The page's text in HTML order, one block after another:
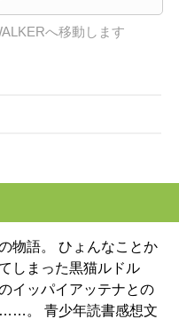
へ移動します
物語。 ひょんなことか
しまった黒猫ルドル
イッパイアッテナとの
。 青少年読書感想文